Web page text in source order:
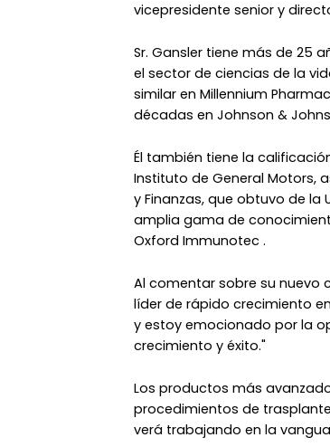
vicepresidente senior y
Sr. Gansler tiene más de 25
el sector de ciencias de la
similar en Millennium
décadas en Johnson &
Él también tiene la
Instituto de General Motors,
y Finanzas, que obtuvo de la
amplia gama de
Oxford Immunotec .
Al comentar sobre su nuevo
líder de rápido crecimiento
y estoy emocionado por la
crecimiento y éxito."
Los productos más
procedimientos de
verá trabajando en la